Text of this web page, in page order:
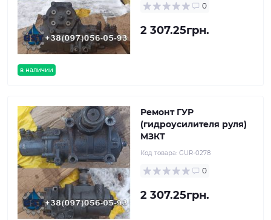
в наличии
0
2 307.25грн.
Ремонт ГУР
(гидроусилителя руля)
МЗКТ
Код товара: GUR-0278
0
2 307.25грн.